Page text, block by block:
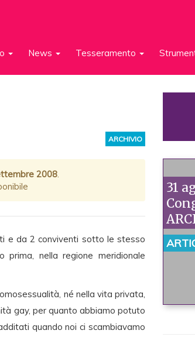
News Tesseramento
ARCHIVIO
2008.
e da 2 conviventi sotto le stesso
nella regione meridionale
né nella vita privata,
gay, per quanto abbiamo potuto
quando noi ci scambiavamo
31